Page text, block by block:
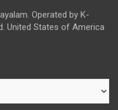
Operated by K-
United States of America